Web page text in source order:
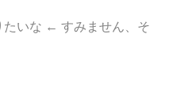
たいな ← すみません、そ